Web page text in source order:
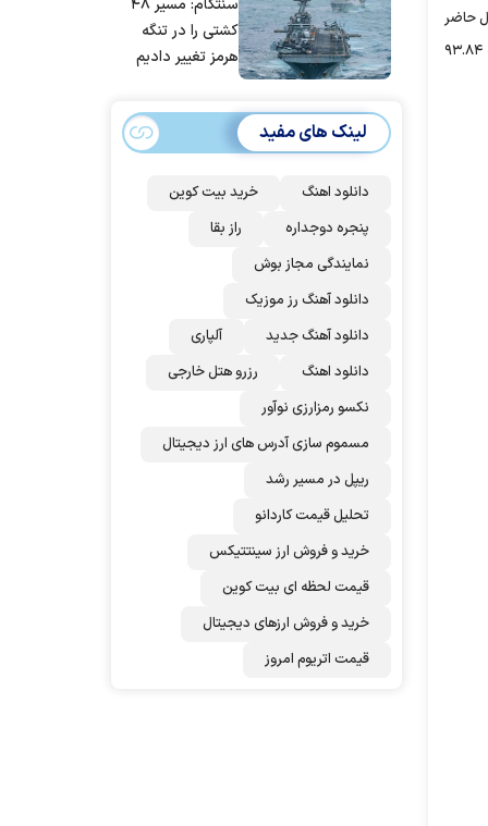
در حال حاضر
۵.۹۲ میلیارد دلار است که ۹.۲۱ درصد از کل حجم ۲۴ ساعته بازار ارز‌های دیجیتال بوده و حجم تمام سکه‌های پایدار اکنون ۶۰.۳۷ میلیارد دلار است که ۹۳.۸۴
مردم ایران استسنتکام: مسیر ۴۸
کشتی را در تنگه
هرمز تغییر دادیم
لینک های مفید
دانلود اهنگ
خرید بیت کوین
پنجره دوجداره
راز بقا
نمایندگی مجاز بوش
دانلود آهنگ رز‌ موزیک
دانلود آهنگ جدید
آلپاری
دانلود اهنگ
رزرو هتل خارجی
نکسو رمزارزی نوآور
مسموم سازی آدرس های ارز دیجیتال
ریپل در مسیر رشد
تحلیل قیمت کاردانو
خرید و فروش ارز سینتتیکس
قیمت لحظه ای بیت کوین
خرید و فروش ارزهای دیجیتال
قیمت اتریوم امروز